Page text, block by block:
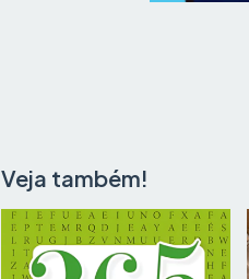
Veja também!